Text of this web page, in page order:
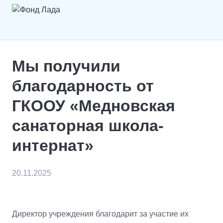
Мы получили
благодарность от
ГКООУ «Медновская
санаторная школа-
интернат»
20.11.2025
Директор учреждения благодарит за участие их